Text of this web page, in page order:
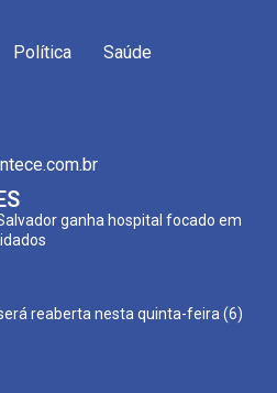
Política Saúde
ganha hospital focado em
reaberta nesta quinta-feira (6)